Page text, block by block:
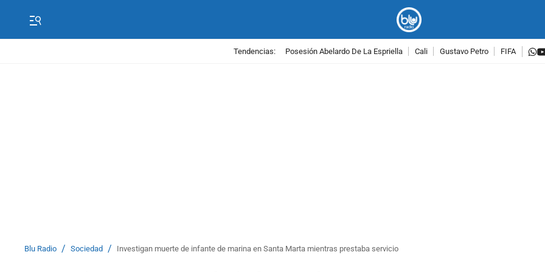
Tendencias: Posesión Abelardo De La Espriella Cali Gustavo Petro FIFA
Blu Radio / Sociedad / Investigan muerte de infante de marina en Santa Marta mientras prestaba servicio